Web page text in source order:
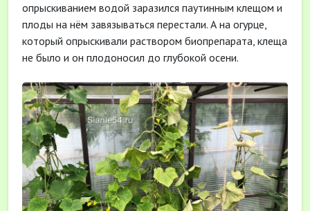
опрыскиванием водой заразился паутинным клещом и
плоды на нём завязываться перестали. А на огурце,
который опрыскивали раствором биопрепарата, клеща
не было и он плодоносил до глубокой осени.